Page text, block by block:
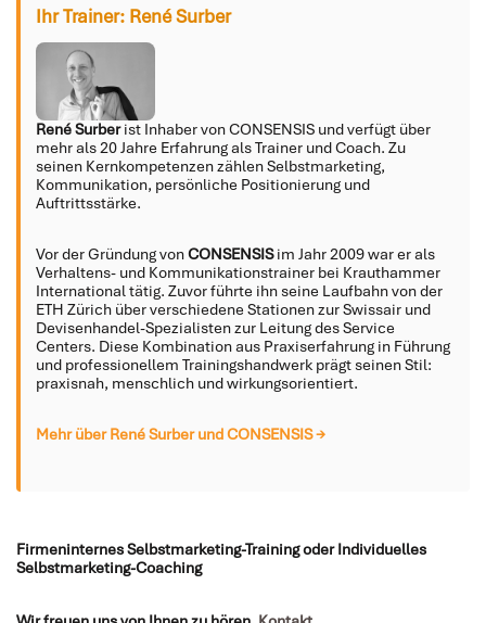
Ihr Trainer: René Surber
René Surberist Inhaber von CONSENSIS und verfügt über
mehr als 20 Jahre Erfahrung als Trainer und Coach. Zu
seinen Kernkompetenzen zählen Selbstmarketing,
Kommunikation, persönliche Positionierung und
Auftrittsstärke.
Vor der Gründung vonCONSENSISim Jahr 2009 war er als
Verhaltens- und Kommunikationstrainer bei Krauthammer
International tätig. Zuvor führte ihn seine Laufbahn von der
ETH Zürich über verschiedene Stationen zur Swissair und
Devisenhandel-Spezialisten zur Leitung des Service
Centers. Diese Kombination aus Praxiserfahrung in Führung
und professionellem Trainingshandwerk prägt seinen Stil:
praxisnah, menschlich und wirkungsorientiert.
Mehr über René Surber und CONSENSIS →
Firmeninternes Selbstmarketing-Training oder Individuelles
Selbstmarketing-Coaching